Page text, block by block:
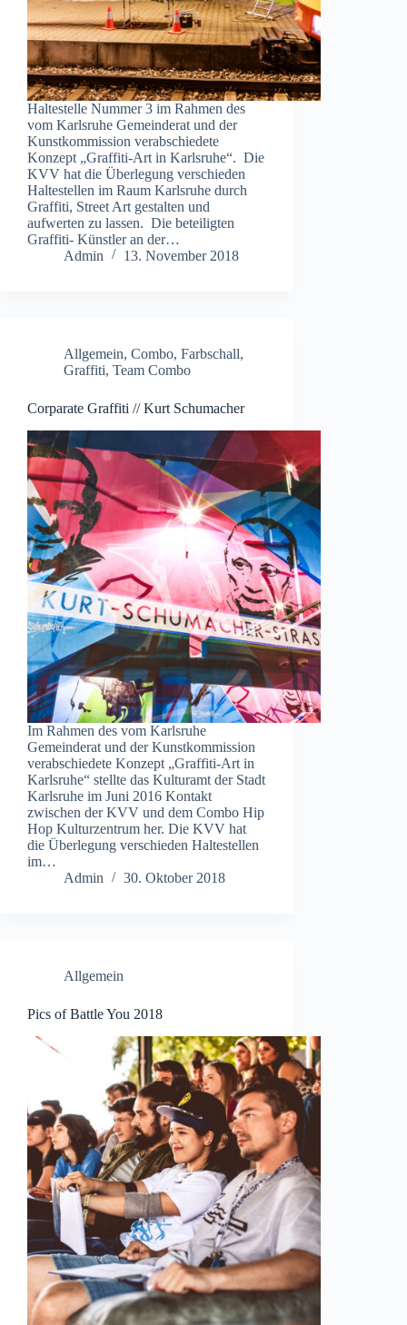
Haltestelle Nummer 3 im Rahmen des
vom Karlsruhe Gemeinderat und der
Kunstkommission verabschiedete
Konzept „Graffiti-Art in Karlsruhe“. Die
KVV hat die Überlegung verschieden
Haltestellen im Raum Karlsruhe durch
Graffiti, Street Art gestalten und
aufwerten zu lassen. Die beteiligten
Graffiti- Künstler an der…
Admin
13. November 2018
Allgemein, Combo, Farbschall,
Graffiti, Team Combo
Corparate Graffiti // Kurt Schumacher
Im Rahmen des vom Karlsruhe
Gemeinderat und der Kunstkommission
verabschiedete Konzept „Graffiti-Art in
Karlsruhe“ stellte das Kulturamt der Stadt
Karlsruhe im Juni 2016 Kontakt
zwischen der KVV und dem Combo Hip
Hop Kulturzentrum her. Die KVV hat
die Überlegung verschieden Haltestellen
im…
Admin
30. Oktober 2018
Allgemein
Pics of Battle You 2018